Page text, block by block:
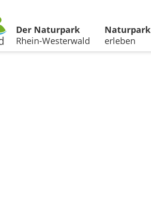
Der Naturpark
Rhein-Westerwald
Naturpark
erleben